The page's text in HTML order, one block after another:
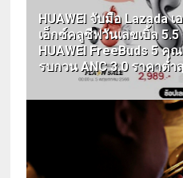
HUAWEI จับมือ Lazada
เอ็กซ์คลูซีฟวันเลขเบิ้ล
HUAWEI FreeBuds 5 คุ
รบกวน ANC 3.0 ราคาต่ำ